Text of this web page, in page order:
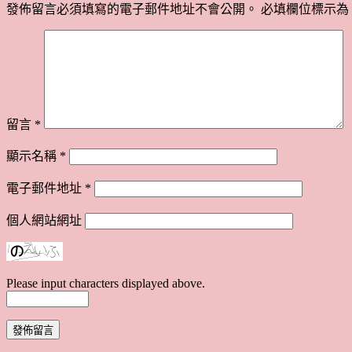
發佈留言必須填寫的電子郵件地址不會公開。 必填欄位標示為
留言 *
顯示名稱 *
電子郵件地址 *
個人網站網址
Please input characters displayed above.